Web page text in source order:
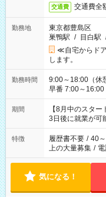
交通費 交通費全
勤務地
東京都豊島区
巣鴨駅 / 目白駅
≪自宅からド
します。
勤務時間
9:00～18:00（休憩60分） ■ご希望があれ
早番 7:00～16:00
と休みを合わせ
「できれば残業
ね。 ※Wワーク希望の方へ 今ご覧のお仕事で希望する勤務時間
と、もう1つのお
合は応募できま
期間
【8月中のスタ
3日後に就業が可
特徴 履歴書不要 / 40
上の大量募集 /
気になる！